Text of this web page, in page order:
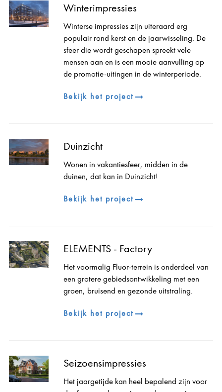
Winterimpressies
Winterse impressies zijn uiteraard erg
populair rond kerst en de jaarwisseling. De
sfeer die wordt geschapen spreekt vele
mensen aan en is een mooie aanvulling op
de promotie-uitingen in de winterperiode.
Bekijk het project
Duinzicht
Wonen in vakantiesfeer, midden in de
duinen, dat kan in Duinzicht!
Bekijk het project
ELEMENTS - Factory
Het voormalig Fluor-terrein is onderdeel van
een grotere gebiedsontwikkeling met een
groen, bruisend en gezonde uitstraling.
Bekijk het project
Seizoensimpressies
Het jaargetijde kan heel bepalend zijn voor